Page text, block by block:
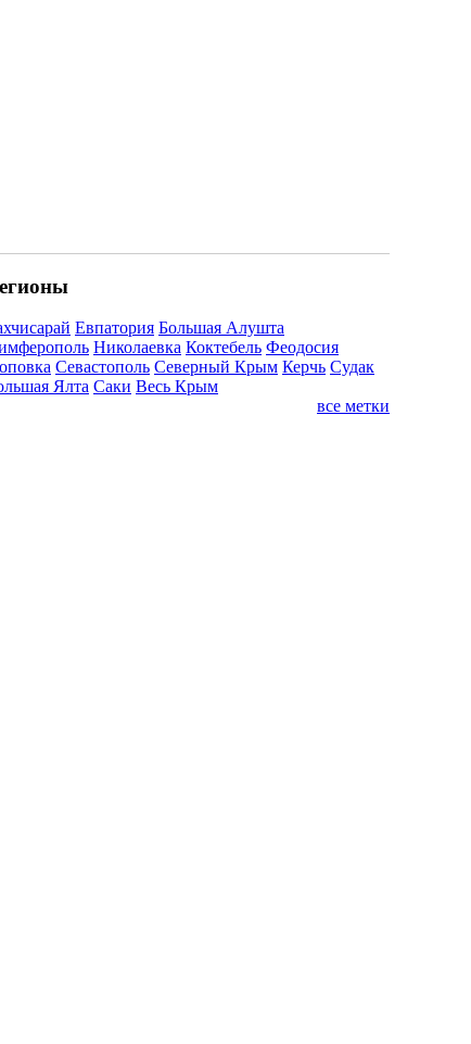
Евпатория Большая Алушта
Николаевка Коктебель Феодосия
Севастополь Северный Крым Керчь Судак
Ялта Саки Весь Крым
все метки